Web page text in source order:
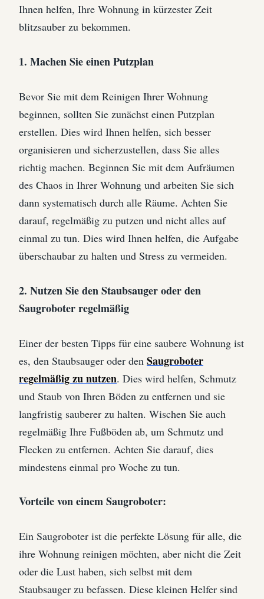
Ihnen helfen, Ihre Wohnung in kürzester Zeit
blitzsauber zu bekommen.
1. Machen Sie einen Putzplan
Bevor Sie mit dem Reinigen Ihrer Wohnung
beginnen, sollten Sie zunächst einen Putzplan
erstellen. Dies wird Ihnen helfen, sich besser
organisieren und sicherzustellen, dass Sie alles
richtig machen. Beginnen Sie mit dem Aufräumen
des Chaos in Ihrer Wohnung und arbeiten Sie sich
dann systematisch durch alle Räume. Achten Sie
darauf, regelmäßig zu putzen und nicht alles auf
einmal zu tun. Dies wird Ihnen helfen, die Aufgabe
überschaubar zu halten und Stress zu vermeiden.
2. Nutzen Sie den Staubsauger oder den
Saugroboter regelmäßig
Einer der besten Tipps für eine saubere Wohnung ist
es, den Staubsauger oder den Saugroboter
regelmäßig zu nutzen. Dies wird helfen, Schmutz
und Staub von Ihren Böden zu entfernen und sie
langfristig sauberer zu halten. Wischen Sie auch
regelmäßig Ihre Fußböden ab, um Schmutz und
Flecken zu entfernen. Achten Sie darauf, dies
mindestens einmal pro Woche zu tun.
Vorteile von einem Saugroboter:
Ein Saugroboter ist die perfekte Lösung für alle, die
ihre Wohnung reinigen möchten, aber nicht die Zeit
oder die Lust haben, sich selbst mit dem
Staubsauger zu befassen. Diese kleinen Helfer sind